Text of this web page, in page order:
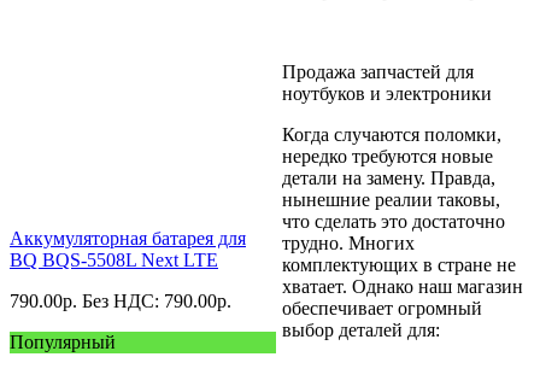
Аккумуляторная батарея для
BQ BQS-5508L Next LTE
790.00р. Без НДС: 790.00р.
Популярный
Продажа запчастей для
ноутбуков и электроники
Когда случаются поломки,
нередко требуются новые
детали на замену. Правда,
нынешние реалии таковы,
что сделать это достаточно
трудно. Многих
комплектующих в стране не
хватает. Однако наш магазин
обеспечивает огромный
выбор деталей для: